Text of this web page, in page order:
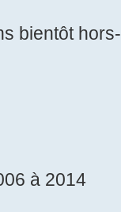
bientôt
à 2014